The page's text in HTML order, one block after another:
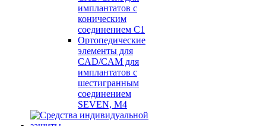
имплантатов с
коническим
соединением С1
Ортопедические
элементы для
CAD/CAM для
имплантатов с
шестигранным
соединением
SEVEN, М4